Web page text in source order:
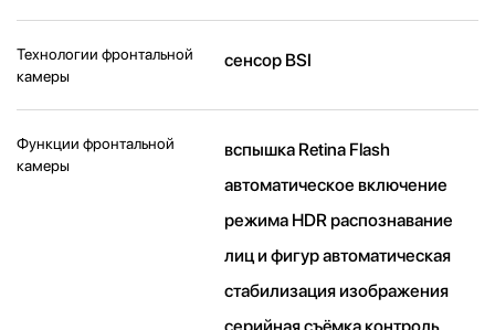
Технологии фронтальной
камеры
сенсор BSI
Функции фронтальной
камеры
вспышка Retina Flash
автоматическое включение
режима HDR распознавание
лиц и фигур автоматическая
стабилизация изображения